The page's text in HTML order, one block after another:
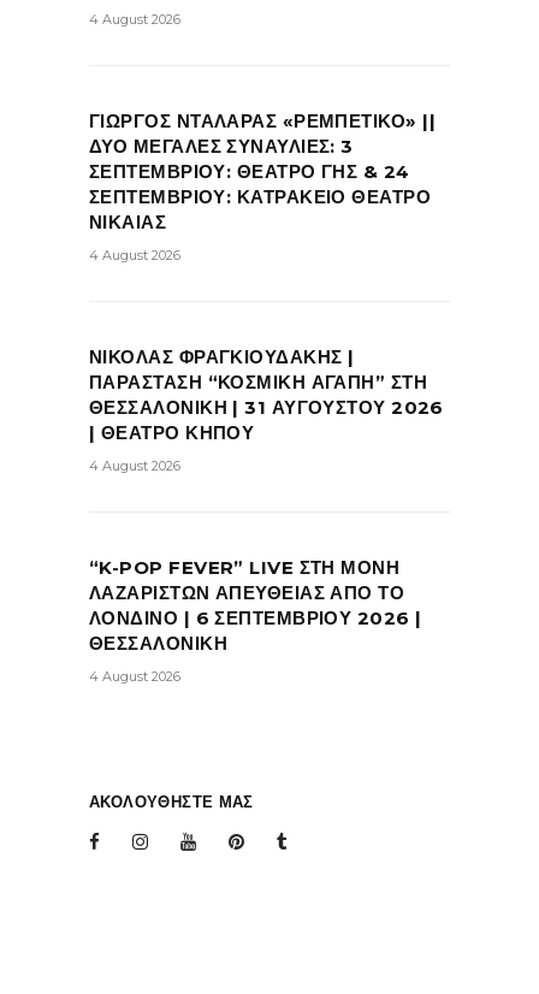
4 August 2026
ΓΙΩΡΓΟΣ ΝΤΑΛΑΡΑΣ «ΡΕΜΠΕΤΙΚΟ» ||
ΔΥΟ ΜΕΓΑΛΕΣ ΣΥΝΑΥΛΙΕΣ: 3
ΣΕΠΤΕΜΒΡΙΟΥ: ΘΕΑΤΡΟ ΓΗΣ & 24
ΣΕΠΤΕΜΒΡΙΟΥ: ΚΑΤΡΑΚΕΙΟ ΘΕΑΤΡΟ
ΝΙΚΑΙΑΣ
4 August 2026
ΝΙΚΟΛΑΣ ΦΡΑΓΚΙΟΥΔΑΚΗΣ |
ΠΑΡΑΣΤΑΣΗ “ΚΟΣΜΙΚΗ ΑΓΑΠΗ” ΣΤΗ
ΘΕΣΣΑΛΟΝΙΚΗ | 31 ΑΥΓΟΥΣΤΟΥ 2026
| ΘΕΑΤΡΟ ΚΗΠΟΥ
4 August 2026
“K-POP FEVER” LIVE ΣΤΗ ΜΟΝΗ
ΛΑΖΑΡΙΣΤΩΝ ΑΠΕΥΘΕΙΑΣ ΑΠΟ ΤΟ
ΛΟΝΔΙΝΟ | 6 ΣΕΠΤΕΜΒΡΙΟΥ 2026 |
ΘΕΣΣΑΛΟΝΙΚΗ
4 August 2026
ΑΚΟΛΟΥΘΗΣΤΕ ΜΑΣ